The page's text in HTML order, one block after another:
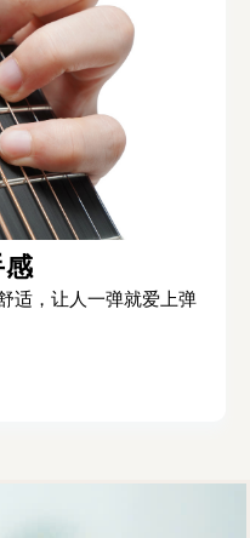
适，让人一弹就爱上弹